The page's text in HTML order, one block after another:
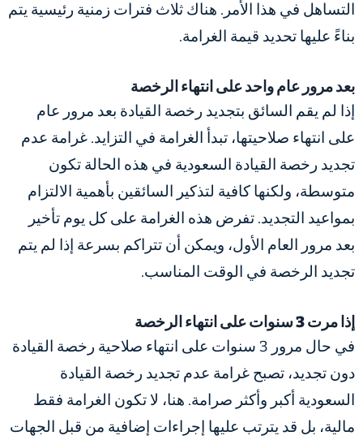
التساهل في هذا الأمر. هناك ثلاث فترات زمنية رئيسية يتم
بناءً عليها تحديد قيمة الغرامة.
بعد مرور عام واحد على انتهاء الرخصة
إذا لم يقم السائق بتجديد رخصة القيادة بعد مرور عام
على انتهاء صلاحيتها، تبدأ الغرامة في التزايد. غرامة عدم
تجديد رخصة القيادة السعودية في هذه الحالة تكون
متوسطة، ولكنها كافية لتذكير السائقين بأهمية الالتزام
بمواعيد التجديد. تفرض هذه الغرامة على كل يوم تأخير
بعد مرور العام الأول، ويمكن أن تتراكم بسرعة إذا لم يتم
تجديد الرخصة في الوقت المناسب.
إذا مرت 3 سنوات على انتهاء الرخصة
في حال مرور 3 سنوات على انتهاء صلاحية رخصة القيادة
دون تجديد، تصبح غرامة عدم تجديد رخصة القيادة
السعودية أكبر وأكثر صرامة. هنا، لا تكون الغرامة فقط
مالية، بل قد يترتب عليها إجراءات إضافية من قبل الجهات